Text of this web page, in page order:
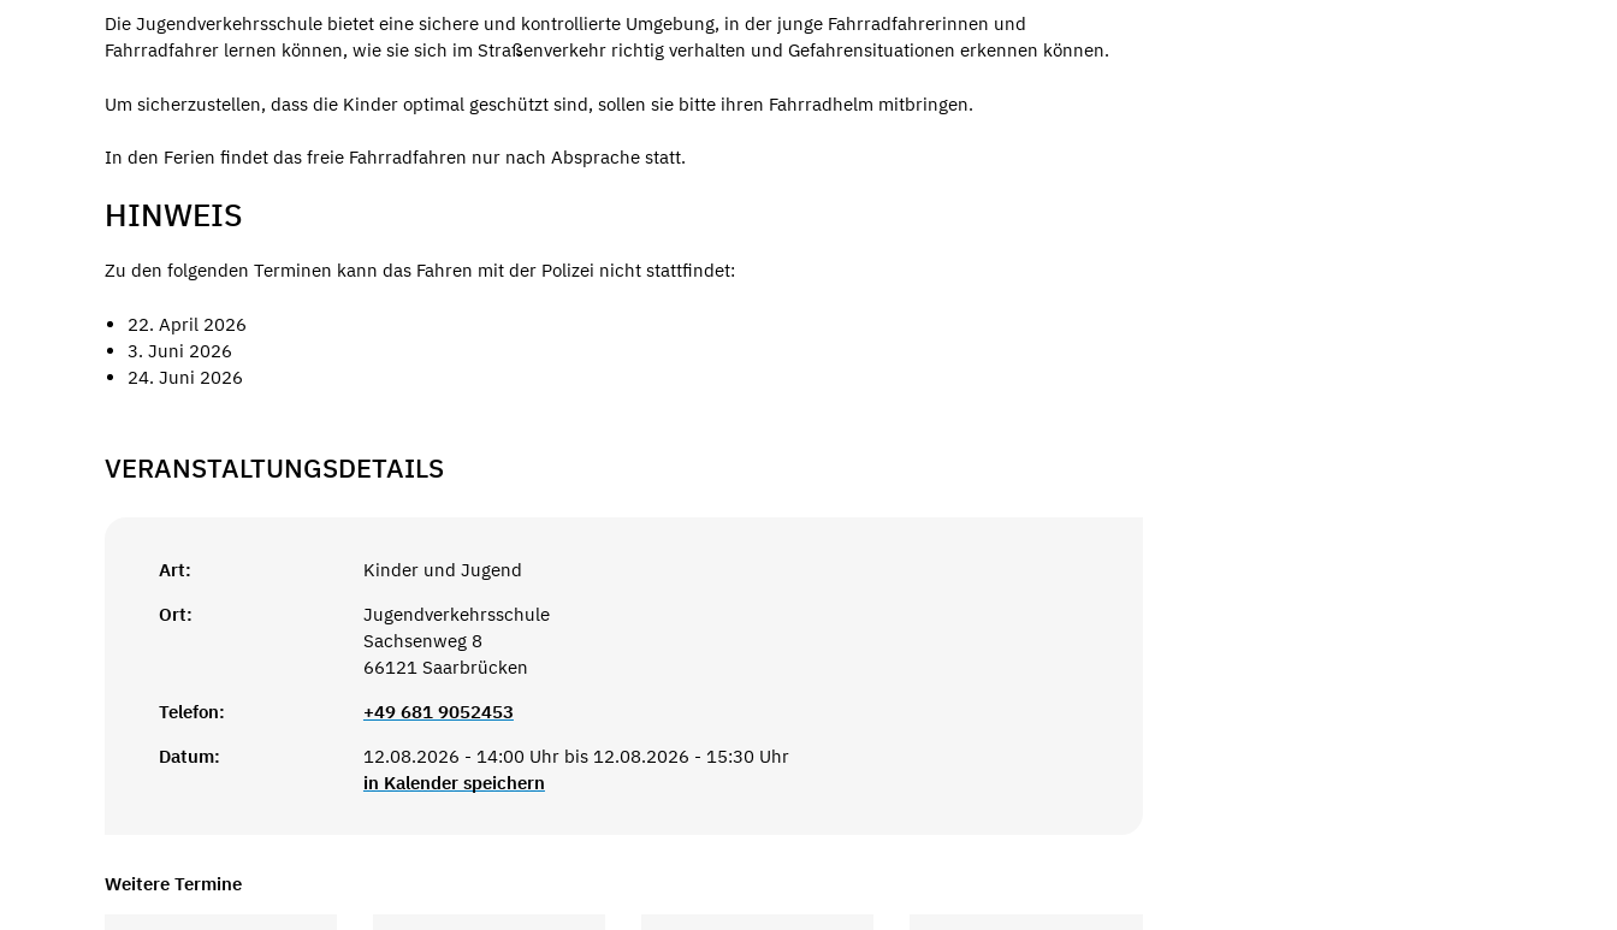
Die Jugendverkehrsschule bietet eine sichere und kontrollierte Umgebung, in der junge Fahrradfahrerinnen und
Fahrradfahrer lernen können, wie sie sich im Straßenverkehr richtig verhalten und Gefahrensituationen erkennen können.
Um sicherzustellen, dass die Kinder optimal geschützt sind, sollen sie bitte ihren Fahrradhelm mitbringen.
In den Ferien findet das freie Fahrradfahren nur nach Absprache statt.
HINWEIS
Zu den folgenden Terminen kann das Fahren mit der Polizei nicht stattfindet:
22. April 2026
3. Juni 2026
24. Juni 2026
VERANSTALTUNGSDETAILS
Art:
Kinder und Jugend
Ort:
Jugendverkehrsschule
Sachsenweg 8
66121 Saarbrücken
Telefon:
+49 681 9052453
Datum:
12.08.2026 - 14:00 Uhr bis 12.08.2026 - 15:30 Uhr
in Kalender speichern
Weitere Termine